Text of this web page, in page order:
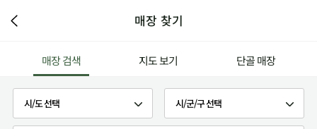
매장 찾기
매장 검색 지도 보기 단골 매장